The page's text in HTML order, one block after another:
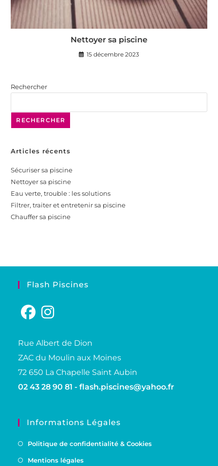
Nettoyer sa piscine
15 décembre 2023
Rechercher
RECHERCHER
Articles récents
Sécuriser sa piscine
Nettoyer sa piscine
Eau verte, trouble : les solutions
Filtrer, traiter et entretenir sa piscine
Chauffer sa piscine
Flash Piscines
dans
un
nouvel
onglet
dans
un
nouvel
onglet
Rue Albert de Dion
ZAC du Moulin aux Moines
72 650 La Chapelle Saint Aubin
02 43 28 90 81 -flash.piscines@yahoo.fr
Informations Légales
Politique de confidentialité & Cookies
Mentions légales